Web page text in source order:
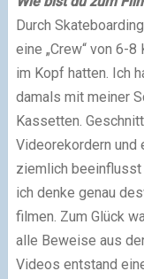
Durch
eine „Crew“ von 6-
im Kopf hatten. Ich
damals mit meiner
Kassetten.
Videorekordern und
ziemlich beeinflusst
ich denke genau
filmen. Zum Glück
alle Beweise aus
Videos entstand